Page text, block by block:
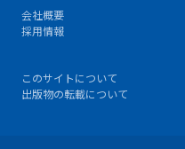
会社概要
採用情報
このサイトについて
出版物の転載について